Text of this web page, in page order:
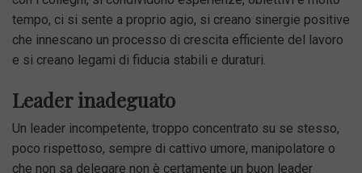
tempo, ci si sente a proprio agio, si creano sinergie positive
che innescano un processo di crescita efficiente del lavoro
e si creano legami di fiducia stabili e duraturi.
Leader inadeguato
Un leader incompetente, troppo concentrato su se stesso,
poco rispettoso, sempre di cattivo umore, manipolatore o
che non sa delegare non è certamente un buon leader